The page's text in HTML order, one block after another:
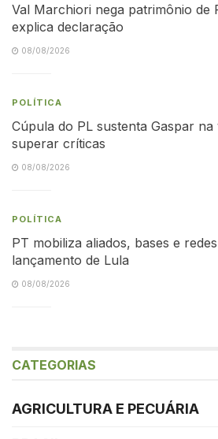
Val Marchiori nega patrimônio de
explica declaração
08/08/2026
POLÍTICA
Cúpula do PL sustenta Gaspar
superar críticas
08/08/2026
POLÍTICA
PT mobiliza aliados, bases e
lançamento de Lula
08/08/2026
CATEGORIAS
AGRICULTURA E PECUÁRIA